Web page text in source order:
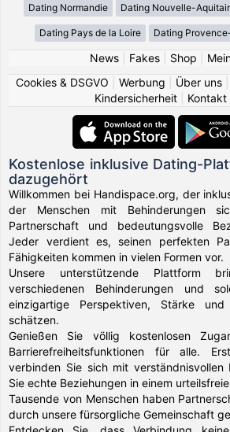
Dating Normandie Dating Nouvelle-
Dating Pays de la Loire Dating
News| Fakes| Shop
Cookies & DSGVO
Werbung Über uns
Kindersicherheit
Kontakt
Kostenlose inklusive Dating-
dazugehört
Willkommen bei Handispace.org, der
der Menschen mit Behinderungen
Partnerschaft und bedeutungsvolle
Jeder verdient es, seinen perfekten
Fähigkeiten kommen in vielen Formen vor.
Unsere unterstützende Plattform
verschiedenen Behinderungen und
einzigartige Perspektiven, Stärke und
schätzen.
Genießen Sie völlig kostenlosen
Barrierefreiheitsfunktionen für alle.
verbinden Sie sich mit verständnisvollen
Sie echte Beziehungen in einem
Tausende von Menschen haben
durch unsere fürsorgliche Gemeinschaft